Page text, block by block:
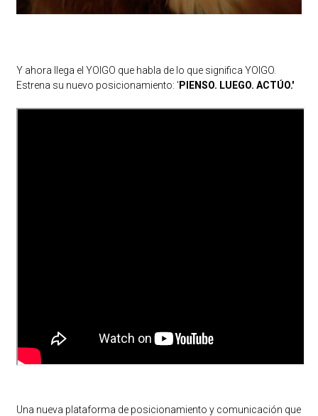
Y ahora llega el YOIGO que habla de lo que significa YOIGO.
Estrena su nuevo posicionamiento: ' PIENSO. LUEGO. ACTÚO.'
Una nueva plataforma de posicionamiento y comunicación que